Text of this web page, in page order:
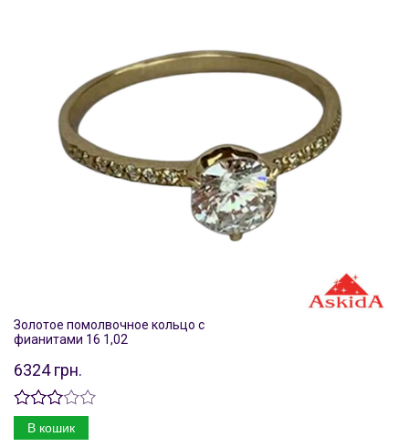
Золотое помолвочное кольцо с
фианитами 16 1,02
6324 грн.
В кошик